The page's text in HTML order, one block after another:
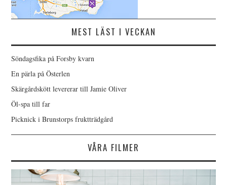
MEST LÄST I VECKAN
Söndagsfika på Forsby kvarn
En pärla på Österlen
Skärgårdskött levererar till Jamie Oliver
Öl-spa till far
Picknick i Brunstorps fruktträdgård
VÅRA FILMER